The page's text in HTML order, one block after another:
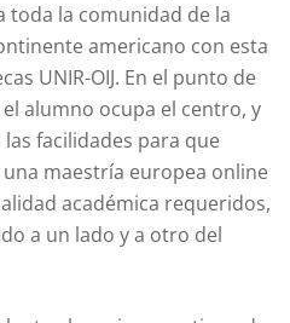
toda la comunidad de la
americano con esta
UNIR-OIJ. En el punto de
alumno ocupa el centro, y
facilidades para que
maestría europea online
académica requeridos,
a un lado y a otro del